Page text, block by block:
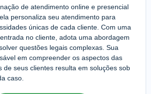
de atendimento online e presencial
personaliza seu atendimento para
únicas de cada cliente. Com uma
no cliente, adota uma abordagem
questões legais complexas. Sua
em compreender os aspectos das
de seus clientes resulta em soluções sob
caso.